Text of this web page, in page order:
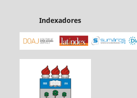
Indexadores